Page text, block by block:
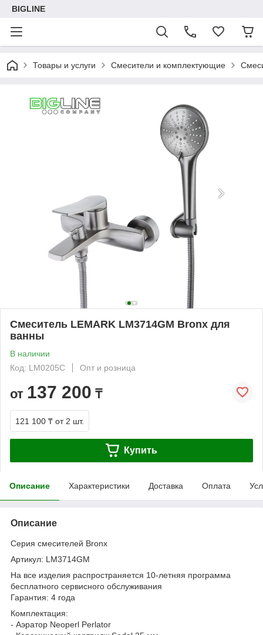
BIGLINE
Товары и услуги Смесители и комплектующие
Смеситель LEMARK LM3714GM Bronx для
ванны
В наличии
Код: LM0205C
Опт и розница
от 137 200 ₸
121 100 ₸ от 2 шт.
Купить
Описание Характеристики Доставка Оплата
Описание
Серия смесителей Bronx
Артикул: LM3714GM
На все изделия распространяется 10-летняя программа
бесплатного сервисного обслуживания
Гарантия: 4 года
Комплектация:
- Аэратор Neoperl Perlator